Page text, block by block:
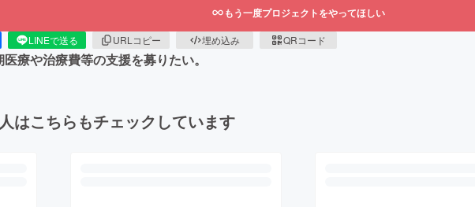
もう一度プロジェクトをやってほしい
LINEで送る URLコピー 埋め込み QRコード
療や治療費等の支援を募りたい。
はこちらもチェックしています